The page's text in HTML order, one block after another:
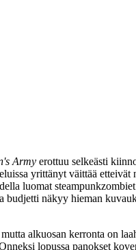
Army erottuu selkeästi
yrittänyt väittää etteivät
luomat
näkyy hieman
alkuosan kerronta on
lopussa panokset